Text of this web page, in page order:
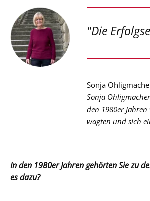
"Die
Sonja
Sonja
den 1980er
wagten und sich
In den 1980er Jahren gehörten Sie zu
es dazu?